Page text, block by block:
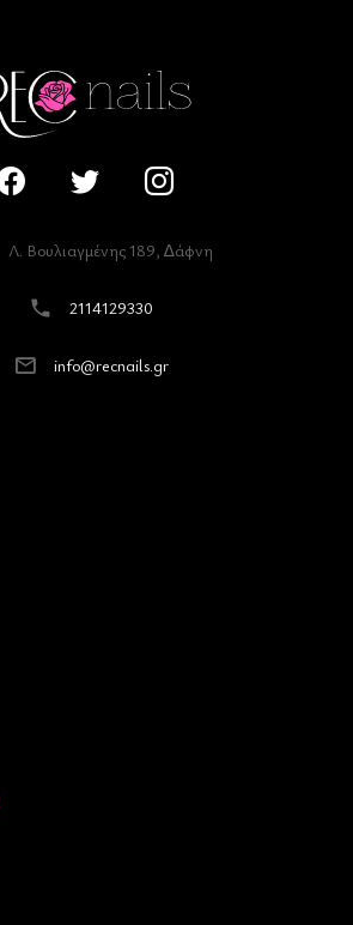
Λ. Βουλιαγµένης 189, ∆άφνη
2114129330
info@recnails.gr